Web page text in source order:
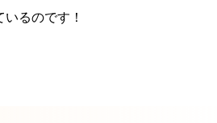
るのです！